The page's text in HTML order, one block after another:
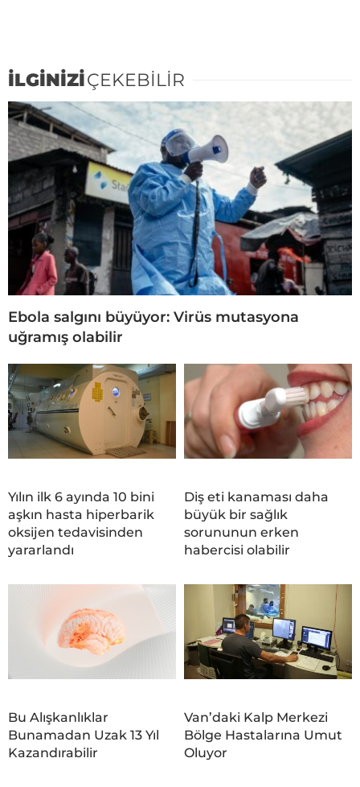
İLGİNİZİÇEKEBİLİR
Ebola salgını büyüyor: Virüs mutasyona
uğramış olabilir
Yılın ilk 6 ayında 10 bini
aşkın hasta hiperbarik
oksijen tedavisinden
yararlandı
Diş eti kanaması daha
büyük bir sağlık
sorununun erken
habercisi olabilir
Bu Alışkanlıklar
Bunamadan Uzak 13 Yıl
Kazandırabilir
Van’daki Kalp Merkezi
Bölge Hastalarına Umut
Oluyor